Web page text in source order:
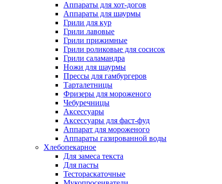
Аппараты для хот-догов
Аппараты для шаурмы
Грили для кур
Грили лавовые
Грили прижимные
Грили роликовые для сосисок
Грили саламандра
Ножи для шаурмы
Прессы для гамбургеров
Тарталетницы
Фризеры для мороженого
Чебуречницы
Аксессуары
Аксессуары для фаст-фуд
Аппарат для мороженого
Аппараты газированной воды
Хлебопекарное
Для замеса текста
Для пасты
Тестораскаточные